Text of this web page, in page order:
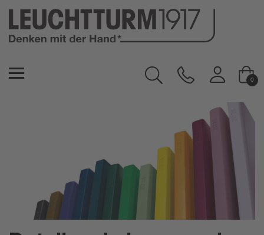
0
Detalles de las agendas